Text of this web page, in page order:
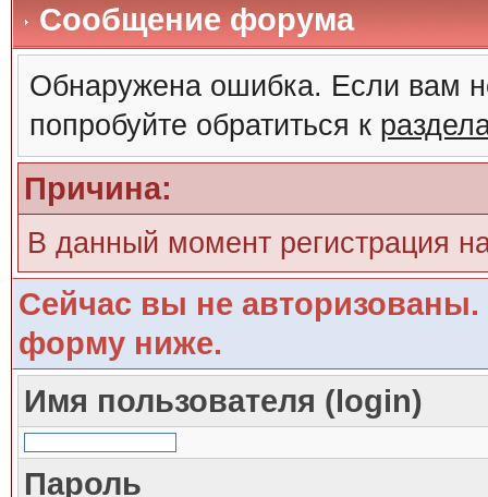
Сообщение форума
Обнаружена ошибка. Если вам
попробуйте обратиться к
Причина:
В данный момент регистрация
Сейчас вы не авторизованы.
форму ниже.
Имя пользователя (login)
Пароль